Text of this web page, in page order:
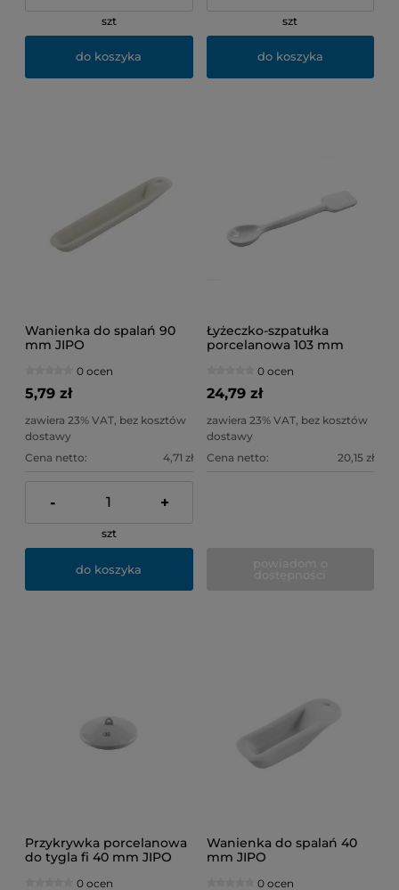
szt
do koszyka
szt
do koszyka
Wanienka do spalań 90
mm JIPO
0 ocen
5,79 zł
zawiera 23% VAT, bez kosztów
dostawy
Cena netto:
4,71 zł
- +
szt
do koszyka
Łyżeczko-szpatułka
porcelanowa 103 mm
0 ocen
24,79 zł
zawiera 23% VAT, bez kosztów
dostawy
Cena netto:
20,15 zł
Przykrywka porcelanowa
do tygla fi 40 mm JIPO
0 ocen
Wanienka do spalań 40
mm JIPO
0 ocen